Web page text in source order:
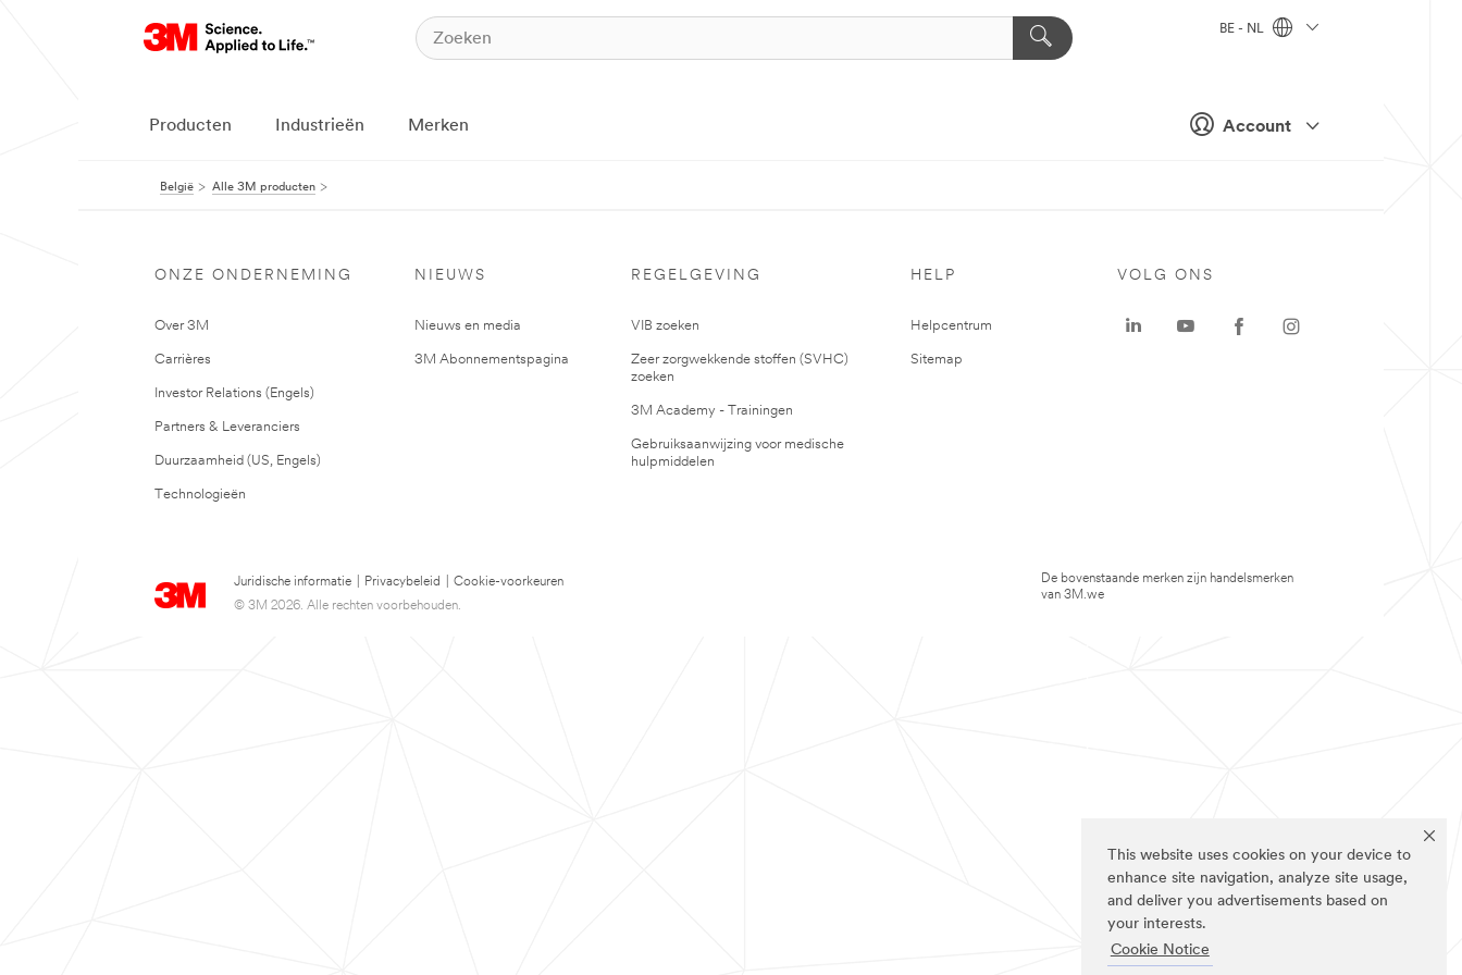
This website uses cookies on your device to
enhance site navigation, analyze site usage,
and deliver you advertisements based on
your interests.
Cookie Notice
Account
BE - NL
Producten Industrieën Merken
België Alle 3M producten
ONZE ONDERNEMING
Over 3M
Carrières
Investor Relations (Engels)
Partners & Leveranciers
Duurzaamheid (US, Engels)
Technologieën
NIEUWS
Nieuws en media
3M Abonnementspagina
REGELGEVING
VIB zoeken
Zeer zorgwekkende stoffen (SVHC)
zoeken
3M Academy - Trainingen
Gebruiksaanwijzing voor medische
hulpmiddelen
HELP
Helpcentrum
Sitemap
Juridische informatie Privacybeleid
Cookie-voorkeuren
© 3M 2026. Alle rechten voorbehouden.
VOLG ONS
De bovenstaande merken zijn handelsmerken
van 3M.we